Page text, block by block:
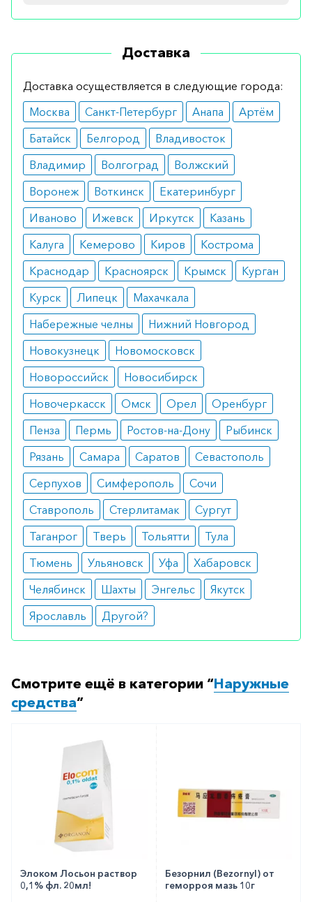
Не имеет противопоказаний. Перед приемом
составляющих крема.
Побочные эффекты
Не вызывает побочных эффектов. В
педиатрической практике отмечены случаи
аллергической реакции при непереносимости
компонентов.
Режим дозирования
Применяется 2-4 раза в день для нанесения на
кожу малыша. Допускается применение
средства для кожи лица.
Особые указания
При появлении покраснения следует отменить
применение, так как дети с явлениями экземы
часто отличаются повышенной
чувствительностью к различным косметическим
средствам.
Медики о препарате
Как утверждают врачи, лекарство подходит
большинству детей за счет хорошей
переносимости и отсутствия сложного состава.
Аналоги
Ойлатум эмульсия 150 мл
Как оформить заказ?
Вы можете заказать препарат с доставкой в
аптеку-партнёра в вашем городе. Для этого Вы
можете оформить бронирование на сайте или
с любого телефона по РФ)
Доставка
Доставка осуществляется в следующие города:
Москва
Санкт-Петербург Анапа
Артём
Батайск
Белгород
Владивосток
Владимир
Волгоград
Волжский
Воронеж
Воткинск
Екатеринбург
Иваново
Ижевск Иркутск
Казань
Калуга
Кемерово Киров
Кострома
Краснодар
Красноярск Крымск
Курган
Курск
Липецк
Махачкала
Набережные челны
Нижний Новгород
Новокузнецк
Новомосковск
Новороссийск
Новосибирск
Новочеркасск
Омск Орел
Оренбург
Пенза
Пермь Ростов-на-Дону
Рыбинск
Рязань
Самара Саратов
Севастополь
Серпухов
Симферополь
Сочи
Ставрополь
Стерлитамак
Сургут
Таганрог
Тверь Тольятти
Тула
Тюмень
Ульяновск Уфа
Хабаровск
Челябинск
Шахты Энгельс
Якутск
Ярославль
Другой?
Смотрите ещё в категории “Наружные
средства”
Элоком Лосьон раствор
0,1% фл. 20мл!
Безорнил (Bezornyl) от
геморроя мазь 10г